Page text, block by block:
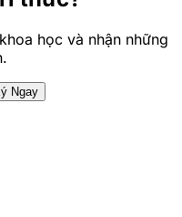
học và nhận những
Ngay